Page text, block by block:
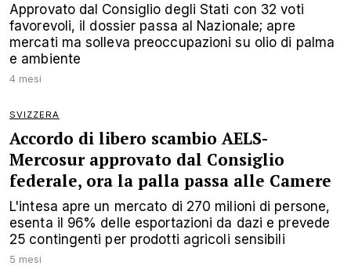
Approvato dal Consiglio degli Stati con 32 voti
favorevoli, il dossier passa al Nazionale; apre
mercati ma solleva preoccupazioni su olio di palma
e ambiente
4 mesi
SVIZZERA
Accordo di libero scambio AELS-
Mercosur approvato dal Consiglio
federale, ora la palla passa alle Camere
L'intesa apre un mercato di 270 milioni di persone,
esenta il 96% delle esportazioni da dazi e prevede
25 contingenti per prodotti agricoli sensibili
5 mesi